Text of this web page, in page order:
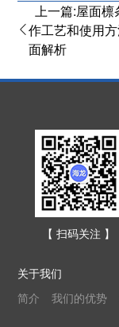
上一篇:屋面檩
作工艺和使用
面解析
【 扫码关注 】
关于我们
简介
我们的优势